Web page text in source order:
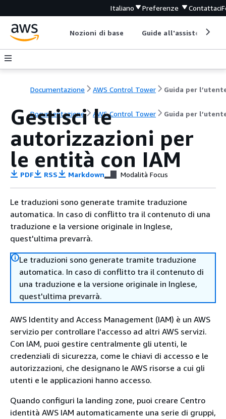
Italiano Preferenze Contattaci
Nozioni di base Guide all'assistenza
Documentazione AWS Control Tower Guida per
Documentazione AWS Control Tower Guida per
Gestisci le
autorizzazioni per
le entità con IAM
PDF RSS Markdown Modalità Focus
Le traduzioni sono generate tramite traduzione
automatica. In caso di conflitto tra il contenuto di una
traduzione e la versione originale in Inglese,
quest'ultima prevarrà.
Le traduzioni sono generate tramite traduzione
automatica. In caso di conflitto tra il contenuto di
una traduzione e la versione originale in Inglese,
quest'ultima prevarrà.
AWS Identity and Access Management (IAM) è un AWS
servizio per controllare l'accesso ad altri AWS servizi.
Con IAM, puoi gestire centralmente gli utenti, le
credenziali di sicurezza, come le chiavi di accesso e le
autorizzazioni, che designano le AWS risorse a cui gli
utenti e le applicazioni hanno accesso.
Quando configuri la landing zone, puoi creare Centro
identità AWS IAM automaticamente una serie di gruppi,